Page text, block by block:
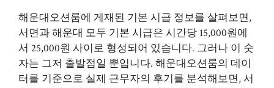
해운대오션룸에 게재된 기본 시급 정보를 살펴보면,
서면과 해운대 모두 기본 시급은 시간당 15,000원에
서 25,000원 사이로 형성되어 있습니다. 그러나 이 숫
자는 그저 출발점일 뿐입니다. 해운대오션룸의 데이
터를 기준으로 실제 근무자의 후기를 분석해보면, 서